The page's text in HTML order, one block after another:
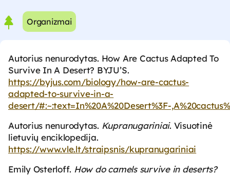
Organizmai
Autorius nenurodytas. How Are Cactus Adapted To
Survive In A Desert? BYJU’S.
https://byjus.com/biology/how-are-cactus-
adapted-to-survive-in-a-
desert/#:~:text=In%20A%20Desert%3F-
Autorius nenurodytas. Kupranugariniai. Visuotinė
lietuvių enciklopedija.
https://www.vle.lt/straipsnis/kupranugariniai
Emily Osterloff. How do camels survive in deserts?